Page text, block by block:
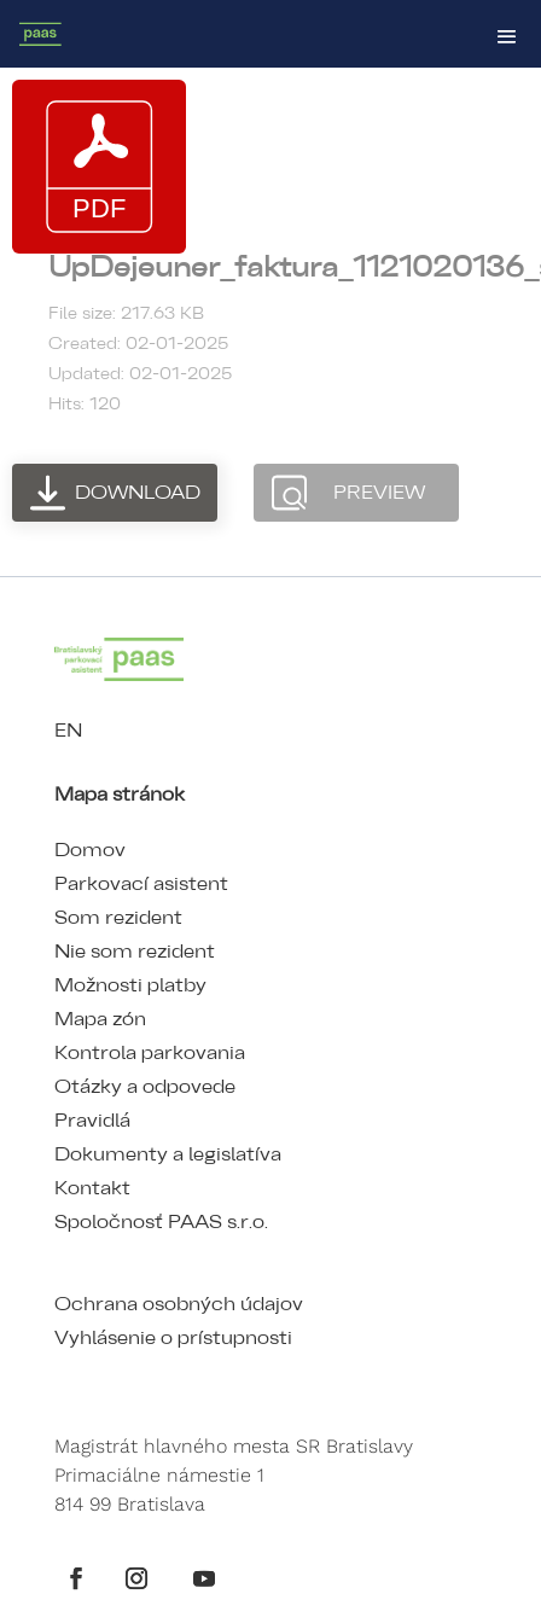
File size: 217.63 KB
Created: 02-01-2025
Updated: 02-01-2025
Hits: 120
DOWNLOAD PREVIEW
EN
Mapa stránok
Domov
Parkovací asistent
Som rezident
Nie som rezident
Možnosti platby
Mapa zón
Kontrola parkovania
Otázky a odpovede
Pravidlá
Dokumenty a legislatíva
Kontakt
Spoločnosť PAAS s.r.o.
Ochrana osobných údajov
Vyhlásenie o prístupnosti
Magistrát hlavného mesta SR Bratislavy
Primaciálne námestie 1
814 99 Bratislava